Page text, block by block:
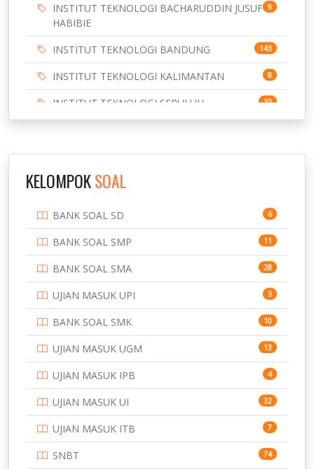
INSTITUT TEKNOLOGI BACHARUDDIN JUSUF
HABIBIE
9
INSTITUT TEKNOLOGI BANDUNG 143
INSTITUT TEKNOLOGI KALIMANTAN 8
INSTITUT TEKNOLOGI SEPULUH
NOVEMBER
10
3
169
7
PTDI STTD 4
133
SMA 146
SMK 231
SMP 134
STIP 2
153
KELOMPOKSOAL
BANK SOAL SD 6
BANK SOAL SMP 11
BANK SOAL SMA 28
UJIAN MASUK UPI 3
BANK SOAL SMK 10
UJIAN MASUK UGM 13
UJIAN MASUK IPB 4
UJIAN MASUK UI 32
UJIAN MASUK ITB 7
SNBT 74